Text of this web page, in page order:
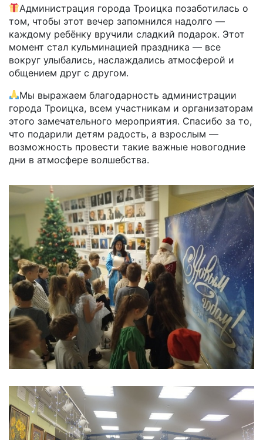
Администрация города Троицка позаботилась о
том, чтобы этот вечер запомнился надолго —
каждому ребёнку вручили сладкий подарок. Этот
момент стал кульминацией праздника — все
вокруг улыбались, наслаждались атмосферой и
общением друг с другом.
Мы выражаем благодарность администрации
города Троицка, всем участникам и организаторам
этого замечательного мероприятия. Спасибо за то,
что подарили детям радость, а взрослым —
возможность провести такие важные новогодние
дни в атмосфере волшебства.